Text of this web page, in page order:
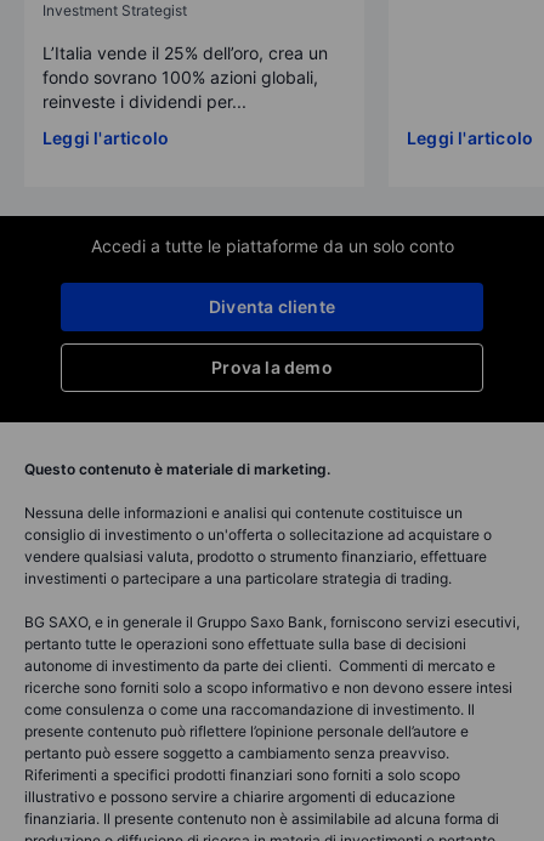
Investment Strategist
L’Italia vende il 25% dell’oro, crea un
fondo sovrano 100% azioni globali,
reinveste i dividendi per...
Leggi l'articolo
Leggi l'articolo
Accedi a tutte le piattaforme da un solo conto
Prova la demo
Diventa cliente
Questo contenuto è materiale di marketing.
Nessuna delle informazioni e analisi qui contenute costituisce un
consiglio di investimento o un'offerta o sollecitazione ad acquistare o
vendere qualsiasi valuta, prodotto o strumento finanziario, effettuare
investimenti o partecipare a una particolare strategia di trading.
BG SAXO, e in generale il Gruppo Saxo Bank, forniscono servizi esecutivi,
pertanto tutte le operazioni sono effettuate sulla base di decisioni
autonome di investimento da parte dei clienti. Commenti di mercato e
ricerche sono forniti solo a scopo informativo e non devono essere intesi
come consulenza o come una raccomandazione di investimento. Il
presente contenuto può riflettere l’opinione personale dell’autore e
pertanto può essere soggetto a cambiamento senza preavviso.
Riferimenti a specifici prodotti finanziari sono forniti a solo scopo
illustrativo e possono servire a chiarire argomenti di educazione
finanziaria. Il presente contenuto non è assimilabile ad alcuna forma di